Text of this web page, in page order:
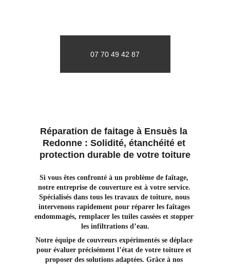
07 70 49 42 87
Si vous êtes confronté à un problème de faîtage,
notre entreprise de couverture est à votre service.
Spécialisés dans tous les travaux de toiture, nous
intervenons rapidement pour réparer les faîtages
endommagés, remplacer les tuiles cassées et stopper
les infiltrations d’eau.
Notre équipe de couvreurs expérimentés se déplace
pour évaluer précisément l’état de votre toiture et
proposer des solutions adaptées. Grâce à nos
Réparation de faitage à Ensuès la
Redonne : Solidité, étanchéité et
protection durable de votre toiture